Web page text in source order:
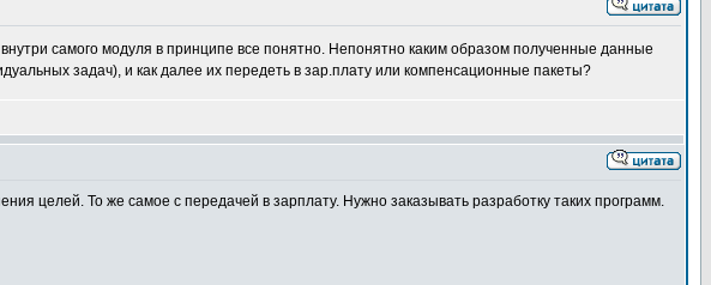
самого модуля в принципе все понятно. Непонятно каким образом полученные данные
задач), и как далее их передеть в зар.плату или компенсационные пакеты?
целей. То же самое с передачей в зарплату. Нужно заказывать разработку таких программ.